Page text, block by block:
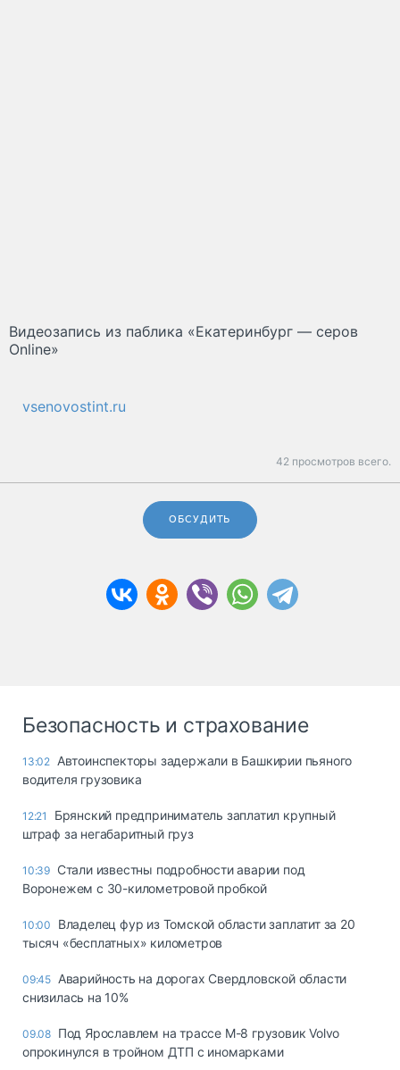
Видеозапись из паблика «Екатеринбург — серов
Online»
vsenovostint.ru
42 просмотров всего.
ОБСУДИТЬ
Безопасность и страхование
13:02 Автоинспекторы задержали в Башкирии пьяного
водителя грузовика
12:21
Брянский предприниматель заплатил крупный
штраф за негабаритный груз
10:39 Стали известны подробности аварии под
Воронежем с 30-километровой пробкой
10:00
Владелец фур из Томской области заплатит за 20
тысяч «бесплатных» километров
09:45 Аварийность на дорогах Свердловской области
снизилась на 10%
09.08 Под Ярославлем на трассе М-8 грузовик Volvo
опрокинулся в тройном ДТП с иномарками